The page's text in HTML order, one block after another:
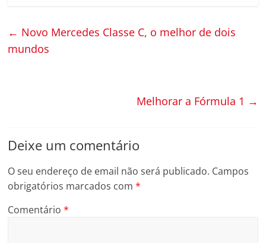
← Novo Mercedes Classe C, o melhor de dois
mundos
Melhorar a Fórmula 1 →
Deixe um comentário
O seu endereço de email não será publicado. Campos
obrigatórios marcados com*
Comentário*